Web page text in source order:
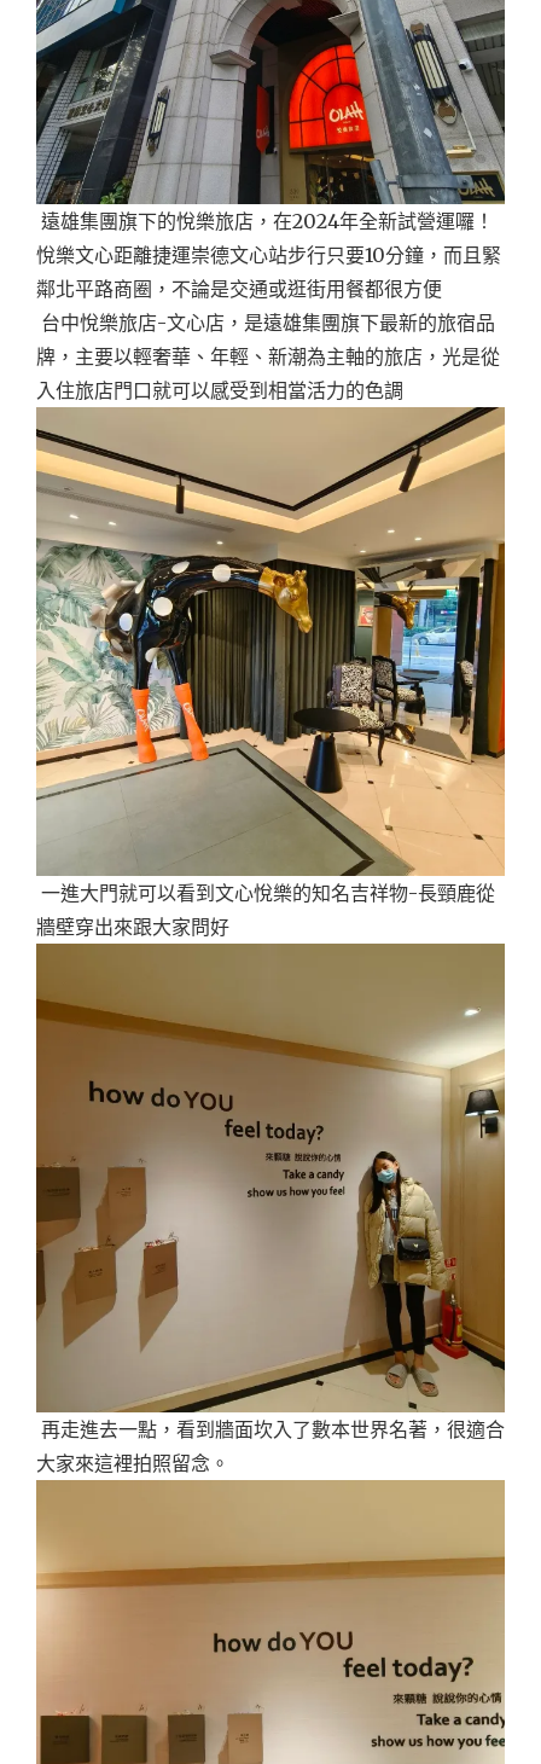
遠雄集團旗下的悅樂旅店，在2024年全新試營運囉！
悅樂文心距離捷運崇德文心站步行只要10分鐘，而且緊
鄰北平路商圈，不論是交通或逛街用餐都很方便
台中悅樂旅店-文心店，是遠雄集團旗下最新的旅宿品
牌，主要以輕奢華、年輕、新潮為主軸的旅店，光是從
入住旅店門口就可以感受到相當活力的色調
一進大門就可以看到文心悅樂的知名吉祥物-長頸鹿從
牆壁穿出來跟大家問好
再走進去一點，看到牆面坎入了數本世界名著，很適合
大家來這裡拍照留念。